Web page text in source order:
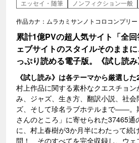
エッセイ・随筆
ノンフィクション一般
作品カナ：ムラカミサンノトコロコンプリー
累計1億PVの超人気サイト「全
ェブサイトのスタイルそのまま
っぷり読める電子版。《試し読
《試し読み》は各テーマから厳選した
村上作品に関する素朴なクエスチョ
み、ジャズ、生き方、翻訳小説、社
ズ、そして珍名ラブホテルまで――。
さんのところ」に寄せられた37465通
に、村上春樹が3か月半にわたって続
問！ そのすべてを完全収録し、ウェ